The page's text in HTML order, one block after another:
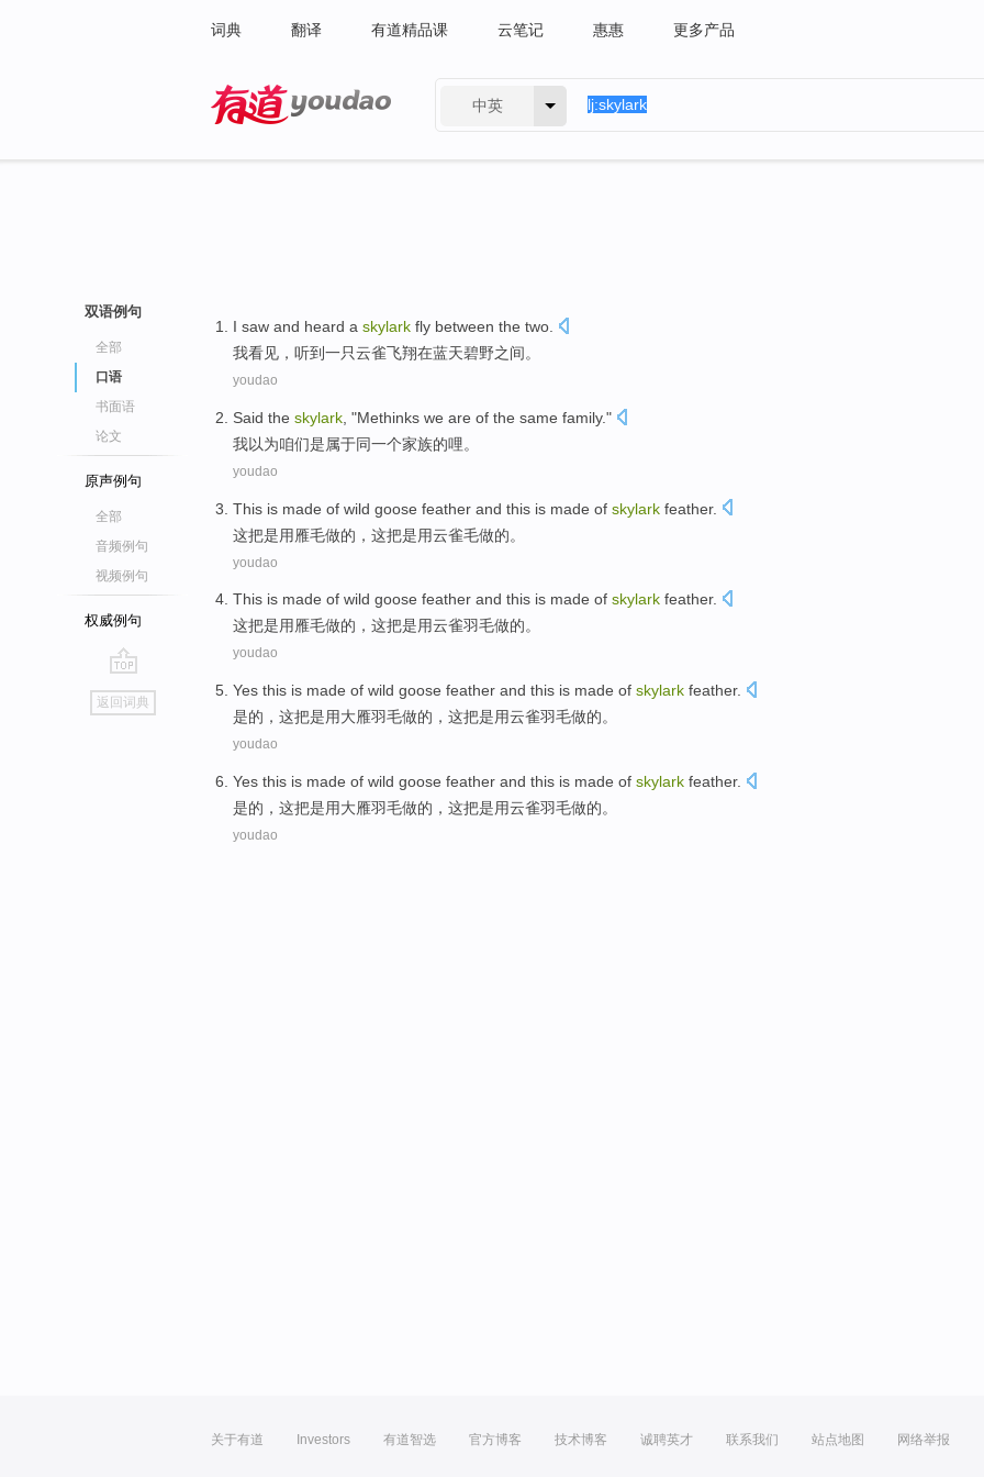
词典 翻译 有道精品课 云笔记 惠惠 更多产品
中英
双语例句
全部
口语
书面语
论文
原声例句
全部
音频例句
视频例句
权威例句
go
top
返回词典
I saw and heard a skylark fly between the two.
我看见 ， 听到一只云雀飞翔在蓝天碧野之间。
youdao
Said the skylark , "Methinks we are of the same family."
我以为咱们是属于同一个家族的哩。
youdao
This is made of wild goose feather and this is made of skylark feather.
这把是用雁毛做的 ，这把是用云雀毛做的。
youdao
This is made of wild goose feather and this is made of skylark feather.
这把是用雁毛做的 ，这把是用云雀羽毛做的。
youdao
Yes this is made of wild goose feather and this is made of skylark feather.
是的 ， 这把是用大雁羽毛做的 ，这把是用云雀羽毛做的。
youdao
Yes this is made of wild goose feather and this is made of skylark feather.
是的 ， 这把是用大雁羽毛做的 ，这把是用云雀羽毛做的。
youdao
关于有道 Investors 有道智选 官方博客 技术博客 诚聘英才 联系我们 站点地图 网络举报